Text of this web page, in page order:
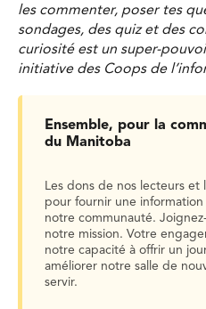
les commenter, poser tes
sondages, des quiz et des
curiosité est un super-
initiative des Coops de
Ensemble, pour la
du Manitoba
Les dons de nos lecteurs
pour fournir une
notre communauté.
notre mission. Votre
notre capacité à offrir un
améliorer notre salle de
servir.